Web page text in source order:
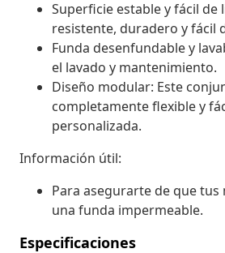
Superficie estable y fácil de
resistente, duradero y fácil
Funda desenfundable y
el lavado y mantenimiento.
Diseño modular: Este
completamente flexible y
personalizada.
Información útil:
Para asegurarte de que
una funda impermeable.
Especificaciones